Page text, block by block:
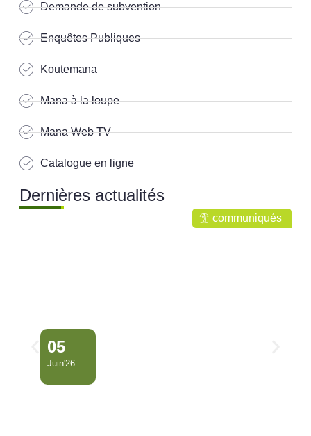
Demande de subvention
Enquêtes Publiques
Koutemana
Mana à la loupe
Mana Web TV
Catalogue en ligne
Dernières actualités
communiqués
05
Juin'26